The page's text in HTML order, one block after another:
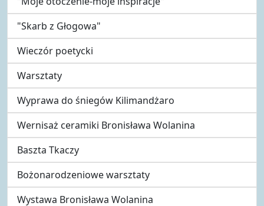
"Skarb z Głogowa"
Wieczór poetycki
Warsztaty
Wyprawa do śniegów Kilimandżaro
Wernisaż ceramiki Bronisława Wolanina
Baszta Tkaczy
Bożonarodzeniowe warsztaty
Wystawa Bronisława Wolanina